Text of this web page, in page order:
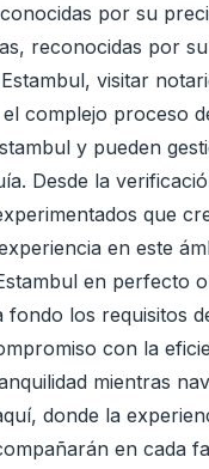
por su
reconocidas por
visitar
complejo proceso
y pueden
Desde la
que
en este
en perfecto
los requisitos
con la
mientras
donde la
en cada